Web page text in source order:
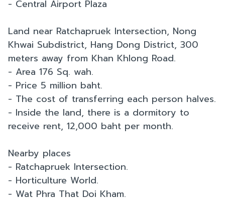
- Central Airport Plaza
Land near Ratchapruek Intersection, Nong
Khwai Subdistrict, Hang Dong District, 300
meters away from Khan Khlong Road.
- Area 176 Sq. wah.
- Price 5 million baht.
- The cost of transferring each person halves.
- Inside the land, there is a dormitory to
receive rent, 12,000 baht per month.
Nearby places
- Ratchapruek Intersection.
- Horticulture World.
- Wat Phra That Doi Kham.